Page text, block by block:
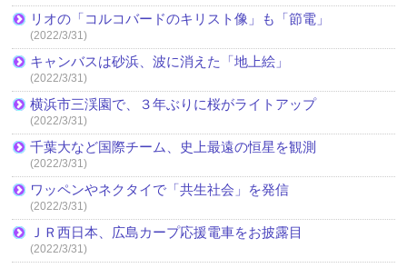
リオの「コルコバードのキリスト像」も「節電」
(2022/3/31)
キャンバスは砂浜、波に消えた「地上絵」
(2022/3/31)
横浜市三渓園で、３年ぶりに桜がライトアップ
(2022/3/31)
千葉大など国際チーム、史上最遠の恒星を観測
(2022/3/31)
ワッペンやネクタイで「共生社会」を発信
(2022/3/31)
ＪＲ西日本、広島カープ応援電車をお披露目
(2022/3/31)